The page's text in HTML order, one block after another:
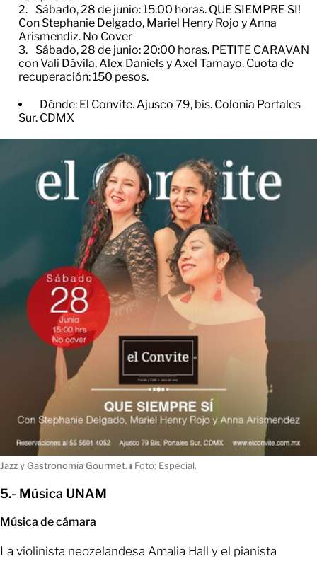
Sábado, 28 de junio: 15:00 horas. QUE SIEMPRE SI!
Con Stephanie Delgado, Mariel Henry Rojo y Anna
Arismendiz. No Cover
Sábado, 28 de junio: 20:00 horas. PETITE CARAVAN
con Vali Dávila, Alex Daniels y Axel Tamayo. Cuota de
recuperación: 150 pesos.
Dónde: El Convite. Ajusco 79, bis. Colonia Portales
Sur. CDMX
Jazz y Gastronomía Gourmet.ı Foto: Especial.
5.- Música UNAM
Música de cámara
La violinista neozelandesa Amalia Hall y el pianista